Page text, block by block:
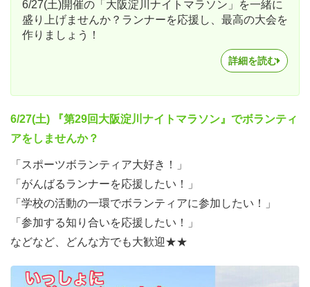
6/27(土)開催の「大阪淀川ナイトマラソン」を一緒に
盛り上げませんか？ランナーを応援し、最高の大会を
作りましょう！
詳細を読む
6/27(土) 『第29回大阪淀川ナイトマラソン』 でボランティ
アをしませんか？
「スポーツボランティア大好き！」
「がんばるランナーを応援したい！」
「学校の活動の一環でボランティアに参加したい！」
「参加する知り合いを応援したい！」
などなど、どんな方でも大歓迎★★